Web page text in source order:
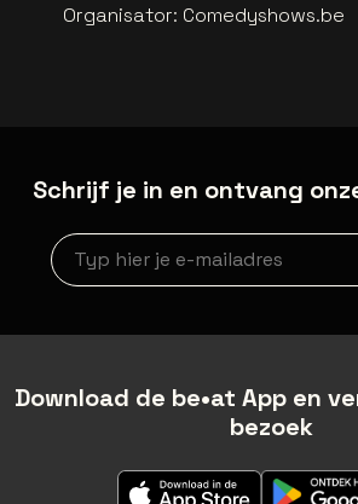
Organisator: Comedyshows.be
Schrijf je in en ontvang
Nieuwsbrief aanmelding
Download de be•at App en
bezoek